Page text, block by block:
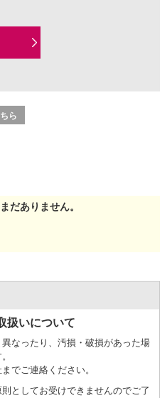
ら
だありません。
扱いについて
なったり、汚損・破損があった場
でご連絡ください。
としてお受けできませんのでご了